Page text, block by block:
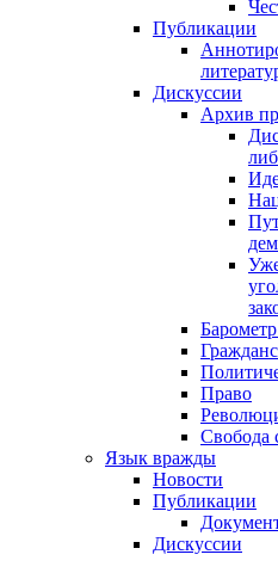
Публикации
Дискуссии
Архив
Право
Свобода
Язык вражды
Новости
Публикации
Дискуссии